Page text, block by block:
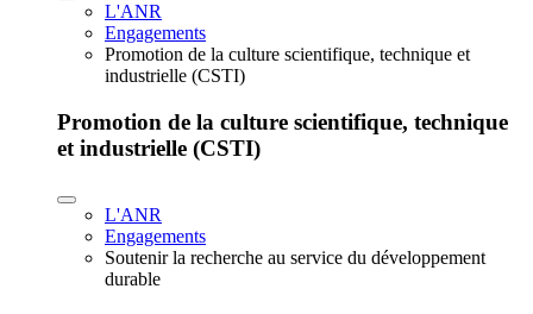
L'ANR
Engagements
Promotion de la culture scientifique, technique et
industrielle (CSTI)
Promotion de la culture scientifique, technique
et industrielle (CSTI)
L'ANR
Engagements
Soutenir la recherche au service du développement
durable